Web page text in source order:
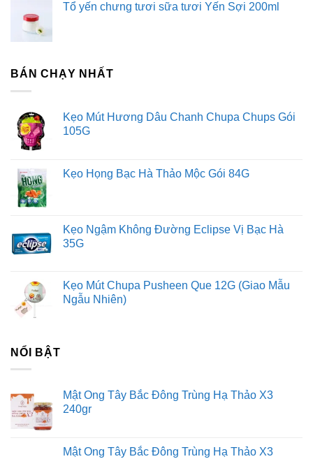
Tổ yến chưng tươi sữa tươi Yến Sợi 200ml
BÁN CHẠY NHẤT
Kẹo Mút Hương Dâu Chanh Chupa Chups Gói
105G
Kẹo Họng Bạc Hà Thảo Mộc Gói 84G
Kẹo Ngậm Không Đường Eclipse Vị Bạc Hà
35G
Kẹo Mút Chupa Pusheen Que 12G (Giao Mẫu
Ngẫu Nhiên)
NỔI BẬT
Mật Ong Tây Bắc Đông Trùng Hạ Thảo X3
240gr
Mật Ong Tây Bắc Đông Trùng Hạ Thảo X3